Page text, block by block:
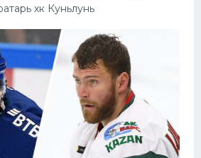
хк Куньлунь